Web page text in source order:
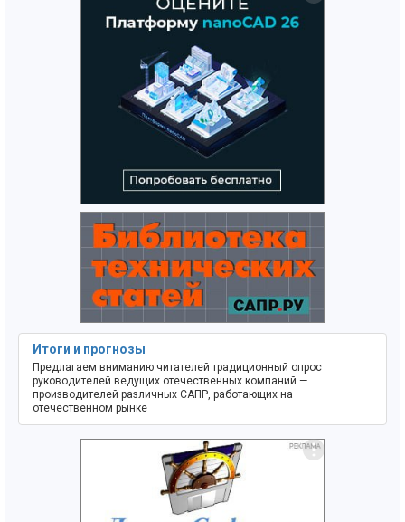
Итоги и прогнозы
Предлагаем вниманию читателей традиционный опрос
руководителей ведущих отечественных компаний —
производителей различных САПР, работающих на
отечественном рынке